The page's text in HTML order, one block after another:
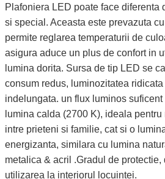
Plafoniera LED poate face diferenta
si special. Aceasta este prevazuta
permite reglarea temperaturii de
asigura aduce un plus de confort in
lumina dorita. Sursa de tip LED se
consum redus, luminozitatea
indelungata. un flux luminos
lumina calda (2700 K), ideala
intre prieteni si familie, cat si o
energizanta, similara cu lumina
metalica & acril .Gradul de protectie,
utilizarea la interiorul locuintei.